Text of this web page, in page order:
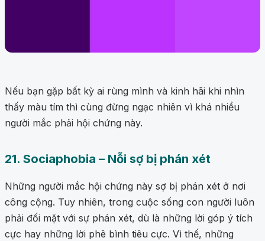
Nếu bạn gặp bất kỳ ai rùng mình và kinh hãi khi nhìn
thấy màu tím thì cùng đừng ngạc nhiên vì khá nhiều
người mắc phải hội chứng này.
21. Sociaphobia – Nỗi sợ bị phán xét
Những người mắc hội chứng này sợ bị phán xét ở nơi
công cộng. Tuy nhiên, trong cuộc sống con người luôn
phải đối mặt với sự phán xét, dù là những lời góp ý tích
cực hay những lời phê bình tiêu cực. Vì thế, những